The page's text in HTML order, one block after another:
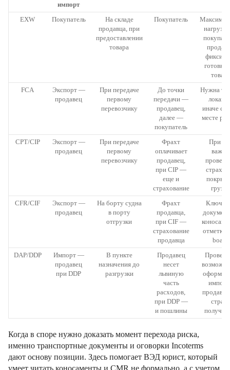
импорт
EXW Покупатель
На складе
продавца, при
предоставлении
товара
Покупатель
товара
FCA
Экспорт —
продавец
При передаче
первому
перевозчику
До точки
передачи —
продавец,
далее —
покупатель
Нужна
иначе
месте
CPT/CIP
Экспорт —
продавец
При передаче
первому
перевозчику
Фрахт
оплачивает
продавец,
при CIP —
еще и
страхование
При
важно
грузов
CFR/CIF
Экспорт —
продавец
На борту судна
в порту
отгрузки
Фрахт
продавца,
при CIF —
страхование
продавца
board
DAP/DDP
Импорт —
продавец
при DDP
В пункте
назначения до
разгрузки
Продавец
несет
львиную
часть
расходов,
при DDP —
и пошлины
стране
Когда в споре нужно доказать момент перехода риска,
именно транспортные документы и оговорки Incoterms
дают основу позиции. Здесь помогает ВЭД юрист, который
умеет читать коносаменты и CMR не формально, а с учетом